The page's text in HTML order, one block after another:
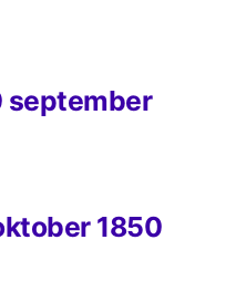
1850
september